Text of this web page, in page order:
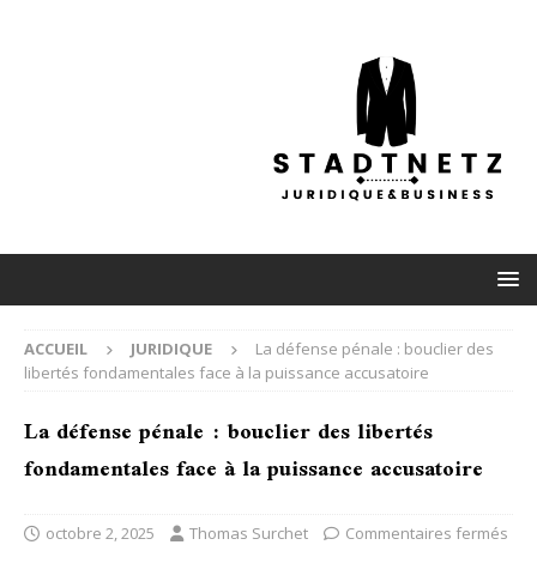
ACCUEIL JURIDIQUE
La défense pénale : bouclier des
libertés fondamentales face à la puissance accusatoire
La défense pénale : bouclier des libertés
fondamentales face à la puissance accusatoire
octobre 2, 2025 Thomas Surchet Commentaires fermés